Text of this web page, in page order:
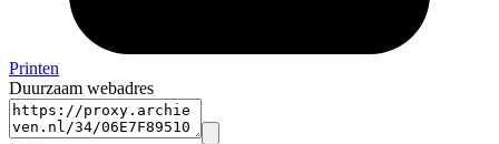
Printen
Duurzaam webadres